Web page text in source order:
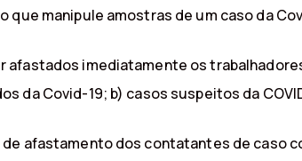
que manipule amostras de um caso da
afastados imediatamente os
da Covid-19; b) casos suspeitos da
de afastamento dos contatantes de caso